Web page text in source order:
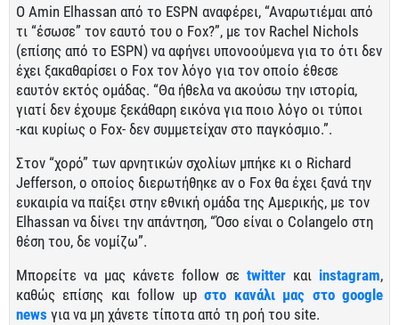
O Amin Elhassan από το ESPN αναφέρει, “Αναρωτιέμαι από
τι “έσωσε” τον εαυτό του ο Fox?”, με τον Rachel Nichols
(επίσης από το ESPN) να αφήνει υπονοούμενα για το ότι δεν
έχει ξακαθαρίσει ο Fox τον λόγο για τον οποίο έθεσε
εαυτόν εκτός ομάδας. “Θα ήθελα να ακούσω την ιστορία,
γιατί δεν έχουμε ξεκάθαρη εικόνα για ποιο λόγο οι τύποι
-και κυρίως ο Fox- δεν συμμετείχαν στο παγκόσμιο.”.
Στον “χορό” των αρνητικών σχολίων μπήκε κι ο Richard
Jefferson, o οποίος διερωτήθηκε αν ο Fox θα έχει ξανά την
ευκαιρία να παίξει στην εθνική ομάδα της Αμερικής, με τον
Elhassan να δίνει την απάντηση, “Όσο είναι ο Colangelo στη
θέση του, δε νομίζω”.
Μπορείτε να μας κάνετε follow σεtwitter και instagram,
καθώς επίσης και follow upστο κανάλι μας στο google
news για να μη χάνετε τίποτα από τη ροή του site.